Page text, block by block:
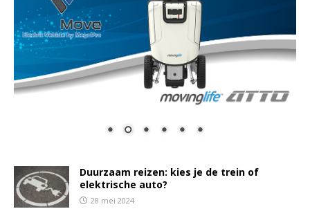
Duurzaam reizen: kies je de trein of
elektrische auto?
28 mei 2024